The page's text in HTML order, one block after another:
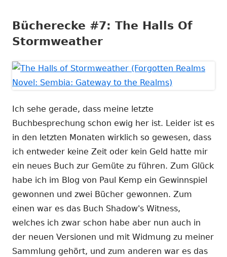
Bücherecke #7: The Halls Of
Stormweather
Ich sehe gerade, dass meine letzte
Buchbesprechung schon ewig her ist. Leider ist es
in den letzten Monaten wirklich so gewesen, dass
ich entweder keine Zeit oder kein Geld hatte mir
ein neues Buch zur Gemüte zu führen. Zum Glück
habe ich im Blog von Paul Kemp ein Gewinnspiel
gewonnen und zwei Bücher gewonnen. Zum
einen war es das Buch Shadow's Witness,
welches ich zwar schon habe aber nun auch in
der neuen Versionen und mit Widmung zu meiner
Sammlung gehört, und zum anderen war es das